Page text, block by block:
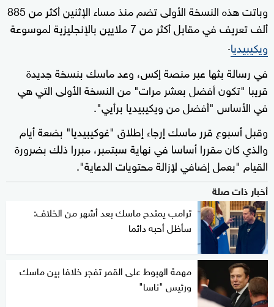
وباتت هذه النسخة الأولى تضم منذ مساء الإثنين أكثر من 885
ألف تعريف في مقابل أكثر من 7 ملايين بالإنجليزية لموسوعة
ويكيبيديا.
في رسالة بثها عبر منصة إكس، وعد ماسك بنسخة جديدة
قريبا "تكون أفضل بعشر مرات" من النسخة الأولى التي هي
في الأساس "أفضل من ويكيبيديا برأيي".
وقبل أسبوع قرر ماسك إرجاء إطلاق "غوكيبيديا" بضعة أيام
والذي كان مقررا أساسا في نهاية سبتمبر، مبررا ذلك بضرورة
القيام "بعمل إضافي لإزالة محتويات الدعاية".
أخبار ذات صلة
ترامب يمتدح ماسك بعد أشهر من الخلاف:
سأظل أحبه دائما
مهمة الهبوط على القمر تفجر خلافا بين ماسك
ورئيس "ناسا"